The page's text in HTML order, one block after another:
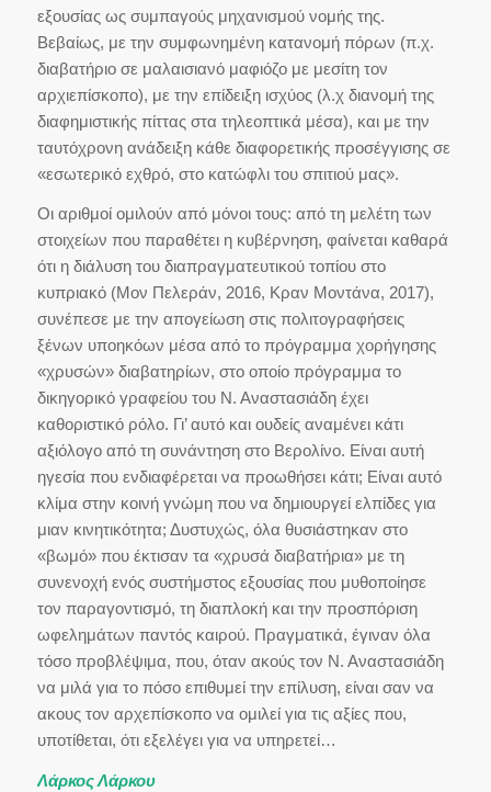
εξουσίας ως συμπαγούς μηχανισμού νομής της.
Βεβαίως, με την συμφωνημένη κατανομή πόρων (π.χ.
διαβατήριο σε μαλαισιανό μαφιόζο με μεσίτη τον
αρχιεπίσκοπο), με την επίδειξη ισχύος (λ.χ διανομή της
διαφημιστικής πίττας στα τηλεοπτικά μέσα), και με την
ταυτόχρονη ανάδειξη κάθε διαφορετικής προσέγγισης σε
«εσωτερικό εχθρό, στο κατώφλι του σπιτιού μας».
Οι αριθμοί ομιλούν από μόνοι τους: από τη μελέτη των
στοιχείων που παραθέτει η κυβέρνηση, φαίνεται καθαρά
ότι η διάλυση του διαπραγματευτικού τοπίου στο
κυπριακό (Μον Πελεράν, 2016, Κραν Μοντάνα, 2017),
συνέπεσε με την απογείωση στις πολιτογραφήσεις
ξένων υποηκόων μέσα από το πρόγραμμα χορήγησης
«χρυσών» διαβατηρίων, στο οποίο πρόγραμμα το
δικηγορικό γραφείου του Ν. Αναστασιάδη έχει
καθοριστικό ρόλο. Γι’ αυτό και ουδείς αναμένει κάτι
αξιόλογο από τη συνάντηση στο Βερολίνο. Είναι αυτή
ηγεσία που ενδιαφέρεται να προωθήσει κάτι; Είναι αυτό
κλίμα στην κοινή γνώμη που να δημιουργεί ελπίδες για
μιαν κινητικότητα; Δυστυχώς, όλα θυσιάστηκαν στο
«βωμό» που έκτισαν τα «χρυσά διαβατήρια» με τη
συνενοχή ενός συστήμστος εξουσίας που μυθοποίησε
τον παραγοντισμό, τη διαπλοκή και την προσπόριση
ωφελημάτων παντός καιρού. Πραγματικά, έγιναν όλα
τόσο προβλέψιμα, που, όταν ακούς τον Ν. Αναστασιάδη
να μιλά για το πόσο επιθυμεί την επίλυση, είναι σαν να
ακους τον αρχεπίσκοπο να ομιλεί για τις αξίες που,
υποτίθεται, ότι εξελέγει για να υπηρετεί…
Λάρκος Λάρκου